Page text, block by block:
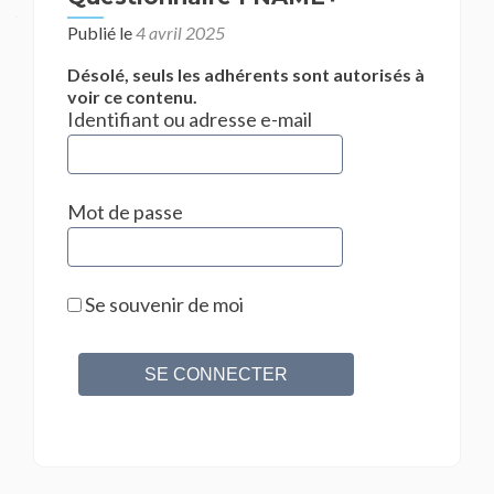
Publié le4 avril 2025
Désolé, seuls les adhérents sont autorisés à
voir ce contenu.
Identifiant ou adresse e-mail
Mot de passe
Se souvenir de moi